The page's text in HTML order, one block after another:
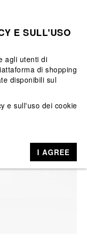
E SULL'USO
agli utenti di
di shopping
disponibili sul
e sull'uso dei cookie
I AGREE